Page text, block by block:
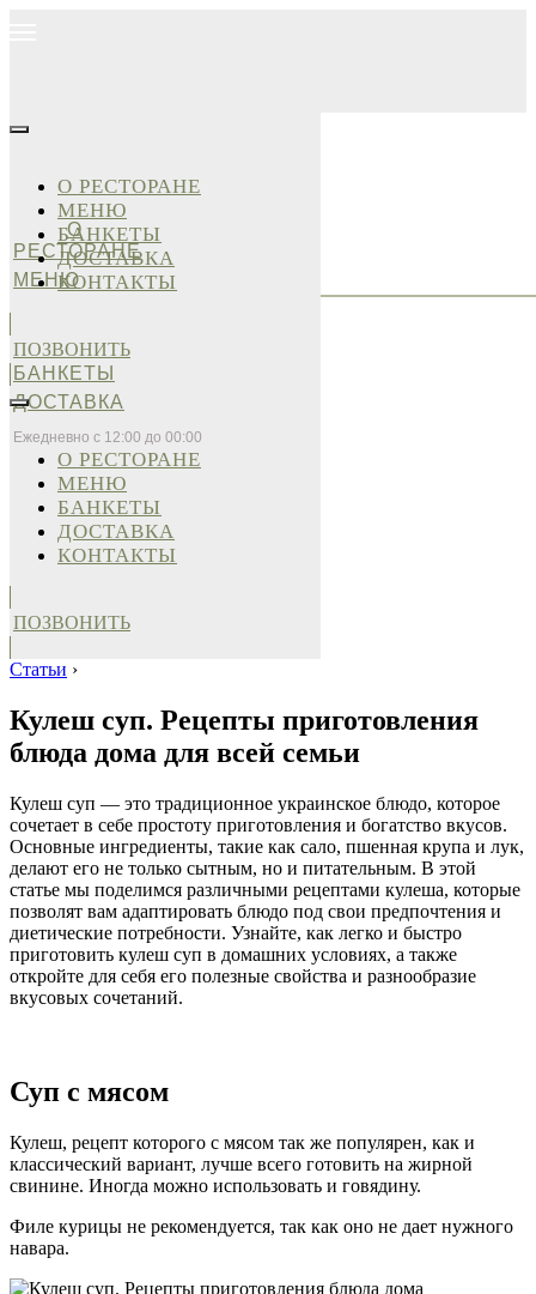
О
РЕСТОРАНЕ
МЕНЮ
БАНКЕТЫ
ДОСТАВКА
Ежедневно с 12:00 до 00:00
О РЕСТОРАНЕ
МЕНЮ
БАНКЕТЫ
ДОСТАВКА
КОНТАКТЫ
ПОЗВОНИТЬ
О РЕСТОРАНЕ
МЕНЮ
БАНКЕТЫ
ДОСТАВКА
КОНТАКТЫ
ПОЗВОНИТЬ
Статьи ›
Кулеш суп. Рецепты приготовления
блюда дома для всей семьи
Кулеш суп — это традиционное украинское блюдо, которое
сочетает в себе простоту приготовления и богатство вкусов.
Основные ингредиенты, такие как сало, пшенная крупа и лук,
делают его не только сытным, но и питательным. В этой
статье мы поделимся различными рецептами кулеша, которые
позволят вам адаптировать блюдо под свои предпочтения и
диетические потребности. Узнайте, как легко и быстро
приготовить кулеш суп в домашних условиях, а также
откройте для себя его полезные свойства и разнообразие
вкусовых сочетаний.
Суп с мясом
Кулеш, рецепт которого с мясом так же популярен, как и
классический вариант, лучше всего готовить на жирной
свинине. Иногда можно использовать и говядину.
Филе курицы не рекомендуется, так как оно не дает нужного
навара.